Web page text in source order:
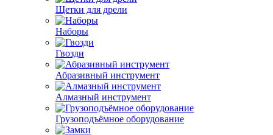
Щетки для дрели
Наборы
Гвозди
Абразивный инструмент
Алмазный инструмент
Грузоподъёмное оборудование